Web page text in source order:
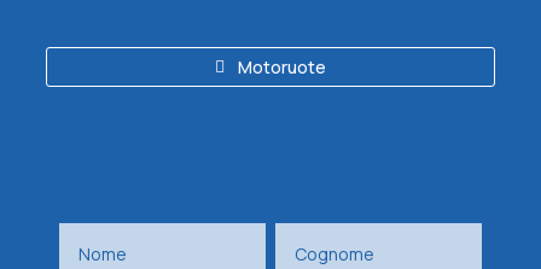
Motoruote